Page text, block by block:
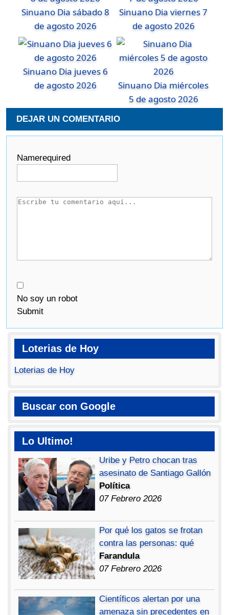
Sinuano Dia sábado 8
de agosto 2026
Sinuano Dia viernes 7
de agosto 2026
Sinuano Dia jueves 6
de agosto 2026
Sinuano Dia miércoles
5 de agosto 2026
DEJAR UN COMENTARIO
Namerequired
No soy un robot
Submit
Loterias de Hoy
Loterias de Hoy
Buscar con Google
Lo Ultimo!
Uribe y Petro chocan tras
asesinato de Santiago Gallón
Política
07 Febrero 2026
Por qué los gatos se frotan
contra las personas: qué
Farandula
07 Febrero 2026
Científicos alertan por una
amenaza sin precedentes en